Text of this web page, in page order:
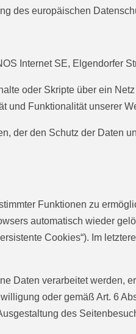
des europäischen
Internet SE, Elgendorfer
oder Skripte über ein
Funktionalität unserer
der den Schutz der Daten
Funktionen zu
automatisch wieder
Cookies“). Im
Daten verarbeitet werden,
oder gemäß Art. 6
des